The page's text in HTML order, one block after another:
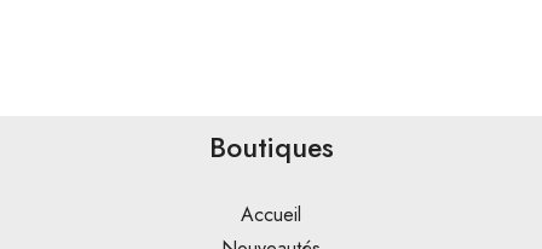
Boutiques
Accueil